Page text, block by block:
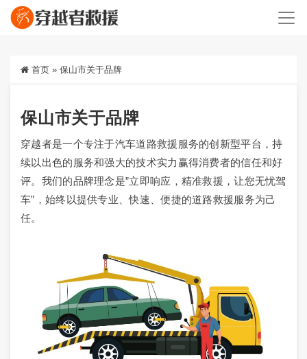
首页 » 保山市关于品牌
保山市关于品牌
穿越者是一个专注于汽车道路救援服务的创新型平台，持
续以出色的服务和强大的技术实力赢得消费者的信任和好
评。我们的品牌理念是”立即响应，精准救援，让您无忧驾
车”，始终以提供专业、快速、便捷的道路救援服务为己
任。